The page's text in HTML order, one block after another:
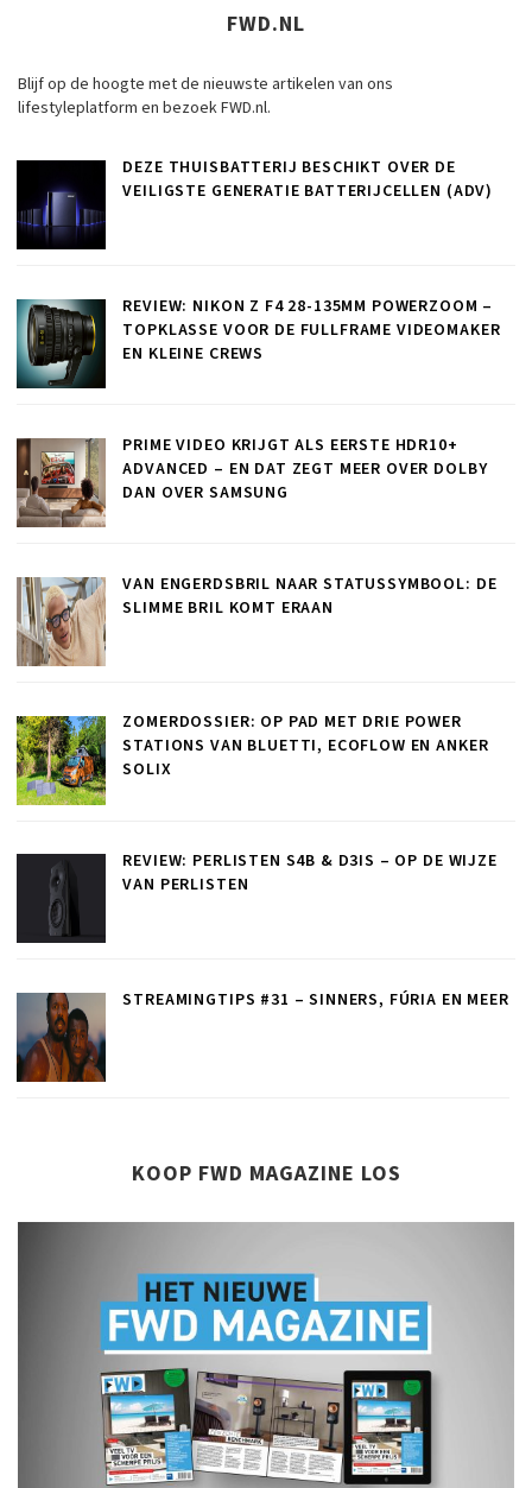
FWD.NL
Blijf op de hoogte met de nieuwste artikelen van ons
lifestyleplatform en bezoek FWD.nl.
DEZE THUISBATTERIJ BESCHIKT OVER DE
VEILIGSTE GENERATIE BATTERIJCELLEN (ADV)
REVIEW: NIKON Z F4 28-135MM POWERZOOM –
TOPKLASSE VOOR DE FULLFRAME VIDEOMAKER
EN KLEINE CREWS
PRIME VIDEO KRIJGT ALS EERSTE HDR10+
ADVANCED – EN DAT ZEGT MEER OVER DOLBY
DAN OVER SAMSUNG
VAN ENGERDSBRIL NAAR STATUSSYMBOOL: DE
SLIMME BRIL KOMT ERAAN
ZOMERDOSSIER: OP PAD MET DRIE POWER
STATIONS VAN BLUETTI, ECOFLOW EN ANKER
SOLIX
REVIEW: PERLISTEN S4B & D3IS – OP DE WIJZE
VAN PERLISTEN
STREAMINGTIPS #31 – SINNERS, FÚRIA EN MEER
KOOP FWD MAGAZINE LOS